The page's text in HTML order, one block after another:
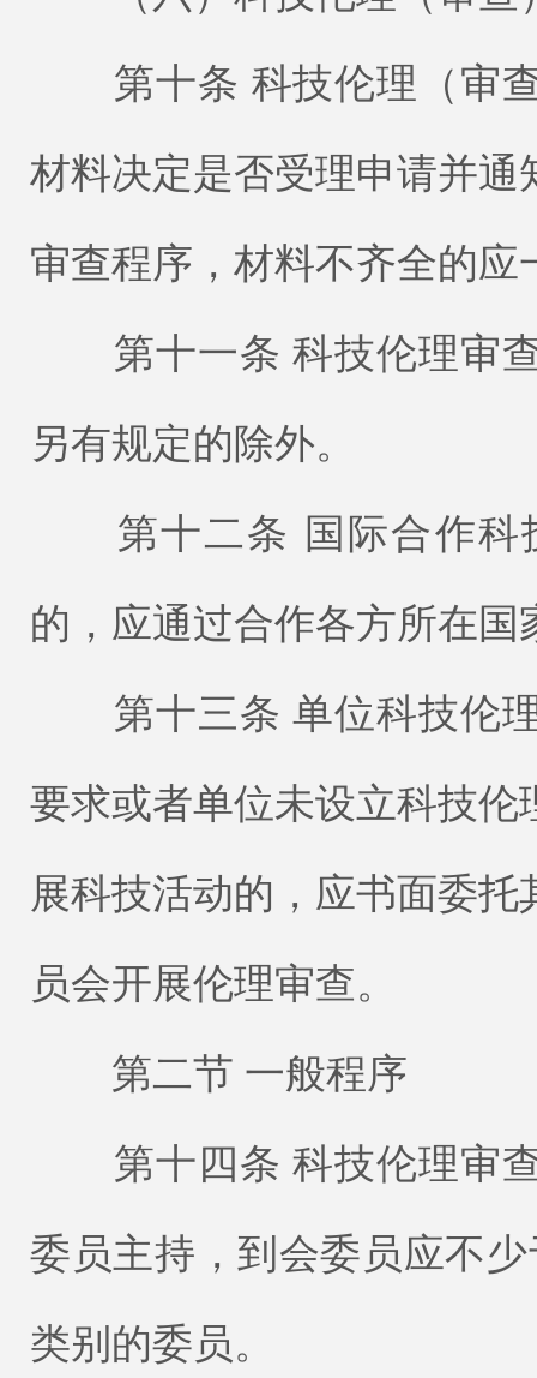
第十条 科技伦理（审查
材料决定是否受理申请并
审查程序，材料不齐全的
第十一条 科技伦理审查
另有规定的除外。
第十二条 国际合作科
的，应通过合作各方所在
第十三条 单位科技伦理
要求或者单位未设立科技
展科技活动的，应书面委
员会开展伦理审查。
第二节 一般程序
第十四条 科技伦理审查
委员主持，到会委员应不
类别的委员。